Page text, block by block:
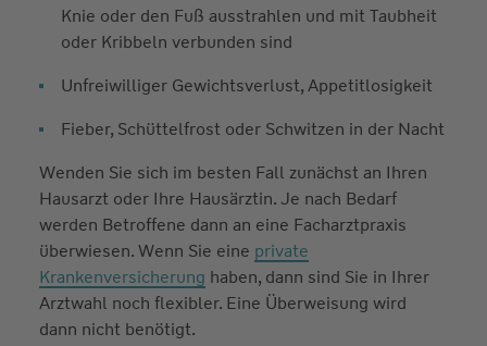
Knie oder den Fuß ausstrahlen und mit Taubheit
oder Kribbeln verbunden sind
Unfreiwilliger Gewichtsverlust, Appetitlosigkeit
Fieber, Schüttelfrost oder Schwitzen in der Nacht
Wenden Sie sich im besten Fall zunächst an Ihren
Hausarzt oder Ihre Hausärztin. Je nach Bedarf
werden Betroffene dann an eine Facharztpraxis
überwiesen. Wenn Sie eine private
Krankenversicherung haben, dann sind Sie in Ihrer
Arztwahl noch flexibler. Eine Überweisung wird
dann nicht benötigt.